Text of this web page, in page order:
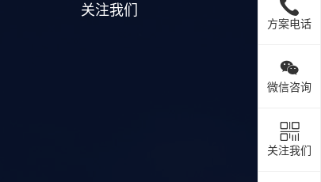
方案电话
微信咨询
关注我们
关注我们